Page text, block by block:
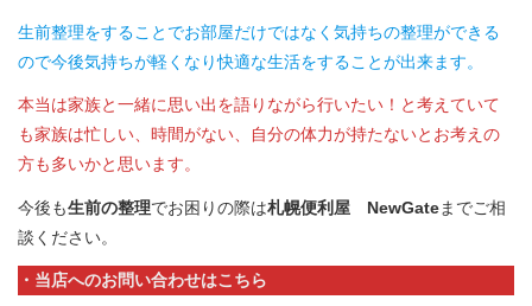
生前整理をすることでお部屋だけではなく気持ちの整理ができる
ので今後気持ちが軽くなり快適な生活をすることが出来ます。
本当は家族と一緒に思い出を語りながら行いたい！と考えていて
も家族は忙しい、時間がない、自分の体力が持たないとお考えの
方も多いかと思います。
今後も生前の整理でお困りの際は札幌便利屋 NewGateまでご相
談ください。
・当店へのお問い合わせはこちら